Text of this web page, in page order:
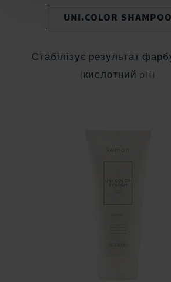
UNI.COLOR SHAMPOO
Стабілізує результат
(кислотний pH)